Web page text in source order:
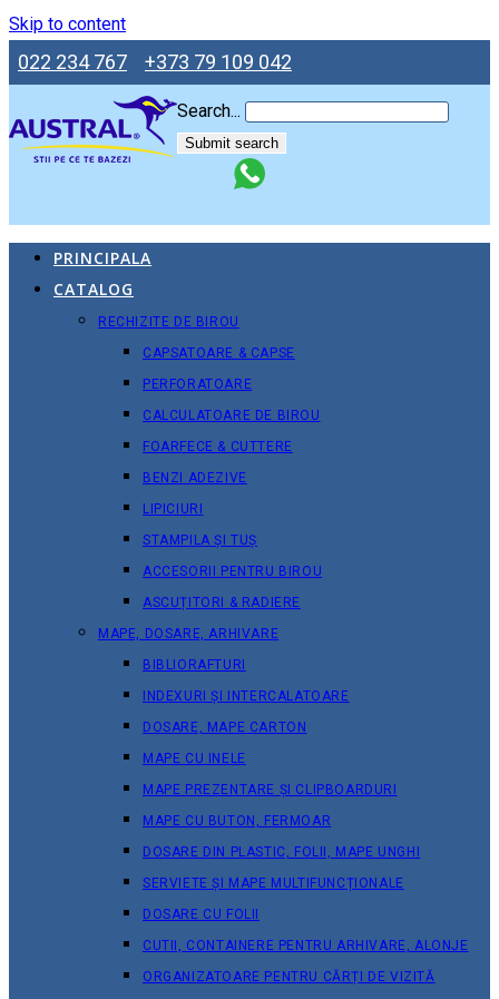
Skip to content
022 234 767 +373 79 109 042
Search...
Submit search
PRINCIPALA
CATALOG
RECHIZITE DE BIROU
CAPSATOARE & CAPSE
PERFORATOARE
CALCULATOARE DE BIROU
FOARFECE & CUTTERE
BENZI ADEZIVE
LIPICIURI
STAMPILA ȘI TUȘ
ACCESORII PENTRU BIROU
ASCUȚITORI & RADIERE
MAPE, DOSARE, ARHIVARE
BIBLIORAFTURI
INDEXURI ȘI INTERCALATOARE
DOSARE, MAPE CARTON
MAPE CU INELE
MAPE PREZENTARE ȘI CLIPBOARDURI
MAPE CU BUTON, FERMOAR
DOSARE DIN PLASTIC, FOLII, MAPE UNGHI
SERVIETE ȘI MAPE MULTIFUNCȚIONALE
DOSARE CU FOLII
CUTII, CONTAINERE PENTRU ARHIVARE, ALONJE
ORGANIZATOARE PENTRU CĂRȚI DE VIZITĂ